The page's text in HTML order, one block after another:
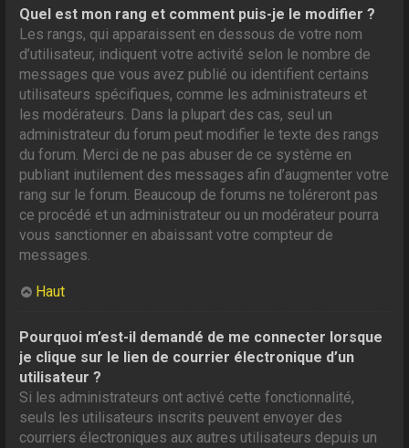
Quel est mon rang et comment puis-je le modifier ?
Les rangs, qui apparaissent en dessous de votre nom
d’utilisateur, indiquent votre activité selon le nombre de
messages que vous avez publié ou identifient certains
utilisateurs spécifiques, comme les administrateurs et
les modérateurs. Dans la plupart des cas, seul un
administrateur du forum peut modifier le texte des rangs
du forum. Merci de ne pas abuser de ce système en
publiant inutilement des messages afin d’augmenter votre
rang sur le forum. Beaucoup de forums ne toléreront pas
ce procédé et un administrateur ou un modérateur pourra
vous sanctionner en abaissant votre compteur de
messages.
Haut
Pourquoi m’est-il demandé de me connecter lorsque
je clique sur le lien de courrier électronique d’un
utilisateur ?
Si les administrateurs ont activé cette fonctionnalité,
seuls les utilisateurs inscrits peuvent envoyer des
courriers électroniques aux autres utilisateurs depuis un